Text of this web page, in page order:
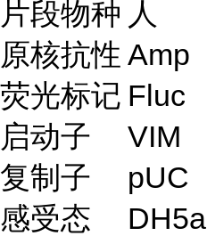
片段物种 人
原核抗性 Amp
荧光标记 Fluc
启动子
VIM
复制子
pUC
感受态
DH5a